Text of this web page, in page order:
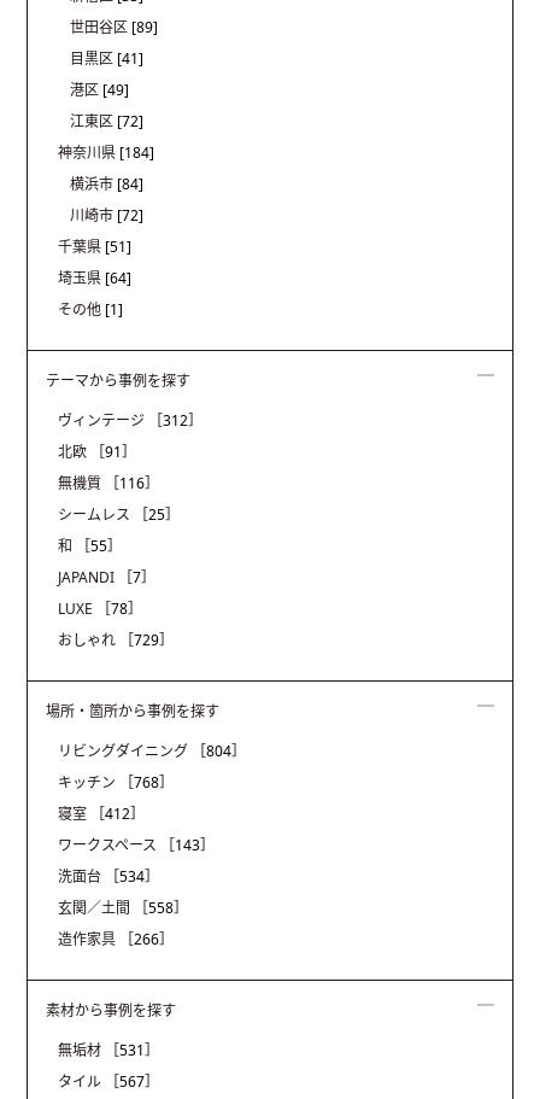
世田谷区 [89]
目黒区 [41]
港区 [49]
江東区 [72]
神奈川県 [184]
横浜市 [84]
川崎市 [72]
千葉県 [51]
埼玉県 [64]
その他 [1]
テーマから事例を探す
ヴィンテージ
［312］
北欧
［91］
無機質
［116］
シームレス
［25］
和
［55］
JAPANDI
［7］
LUXE
［78］
おしゃれ
［729］
場所・箇所から事例を探す
リビングダイニング
［804］
キッチン
［768］
寝室
［412］
ワークスペース
［143］
洗面台
［534］
玄関／土間
［558］
造作家具
［266］
素材から事例を探す
無垢材
［531］
タイル
［567］